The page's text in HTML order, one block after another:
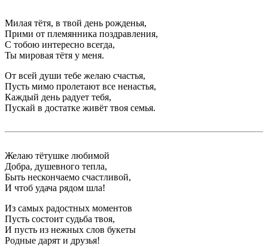
Милая тётя, в твой день рожденья,
Прими от племянника поздравления,
С тобою интересно всегда,
Ты мировая тётя у меня.
От всей души тебе желаю счастья,
Пусть мимо пролетают все ненастья,
Каждый день радует тебя,
Пускай в достатке живёт твоя семья.
Желаю тётушке любимой
Добра, душевного тепла,
Быть нескончаемо счастливой,
И чтоб удача рядом шла!
Из самых радостных моментов
Пусть состоит судьба твоя,
И пусть из нежных слов букеты
Родные дарят и друзья!